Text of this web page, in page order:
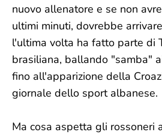
nuovo allenatore e se non
ultimi minuti, dovrebbe
l'ultima volta ha fatto parte di
brasiliana, ballando "samba"
fino all'apparizione della
giornale dello sport albanese.
Ma cosa aspetta gli rossoneri